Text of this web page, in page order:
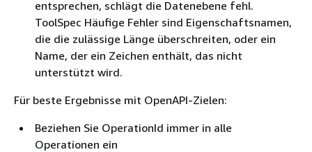
entsprechen, schlägt die Datenebene fehl.
ToolSpec Häufige Fehler sind Eigenschaftsnamen,
die die zulässige Länge überschreiten, oder ein
Name, der ein Zeichen enthält, das nicht
unterstützt wird.
Für beste Ergebnisse mit OpenAPI-Zielen:
Beziehen Sie OperationId immer in alle
Operationen ein